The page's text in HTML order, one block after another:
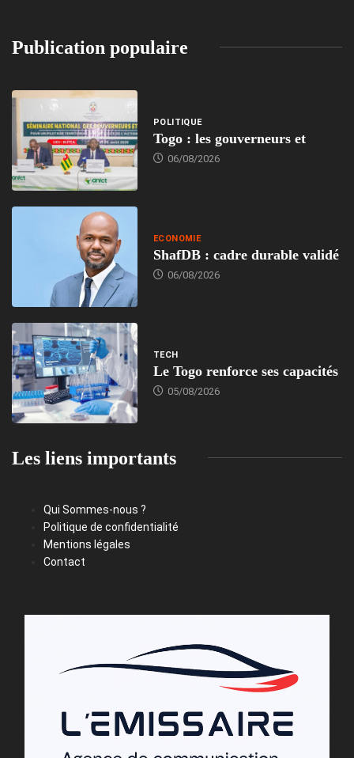
Publication populaire
POLITIQUE
Togo : les gouverneurs et
06/08/2026
ECONOMIE
ShafDB : cadre durable validé
06/08/2026
TECH
Le Togo renforce ses capacités
05/08/2026
Les liens importants
Qui Sommes-nous ?
Politique de confidentialité
Mentions légales
Contact